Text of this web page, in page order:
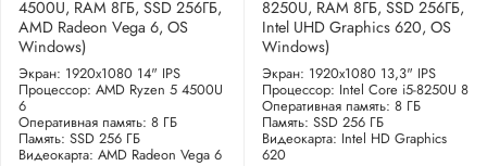
4500U, RAM 8ГБ, SSD 256ГБ,
AMD Radeon Vega 6, OS
Windows)
Экран: 1920x1080 14" IPS
Процессор: AMD Ryzen 5 4500U
6
Оперативная память: 8 ГБ
Память: SSD 256 ГБ
Видеокарта: AMD Radeon Vega 6
8250U, RAM 8ГБ, SSD 256ГБ,
Intel UHD Graphics 620, OS
Windows)
Экран: 1920x1080 13,3" IPS
Процессор: Intel Core i5-8250U 8
Оперативная память: 8 ГБ
Память: SSD 256 ГБ
Видеокарта: Intel HD Graphics
620